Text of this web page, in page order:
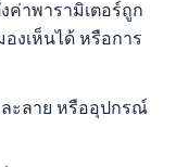
ค่าพารามิเตอร์ถูก
งเห็นได้ หรือการ
ะลาย หรืออุปกรณ์